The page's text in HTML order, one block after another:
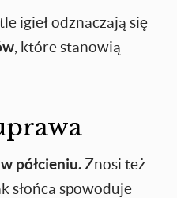
igieł odznaczają się
, które stanowią
półcieniu. Znosi też
słońca spowoduje